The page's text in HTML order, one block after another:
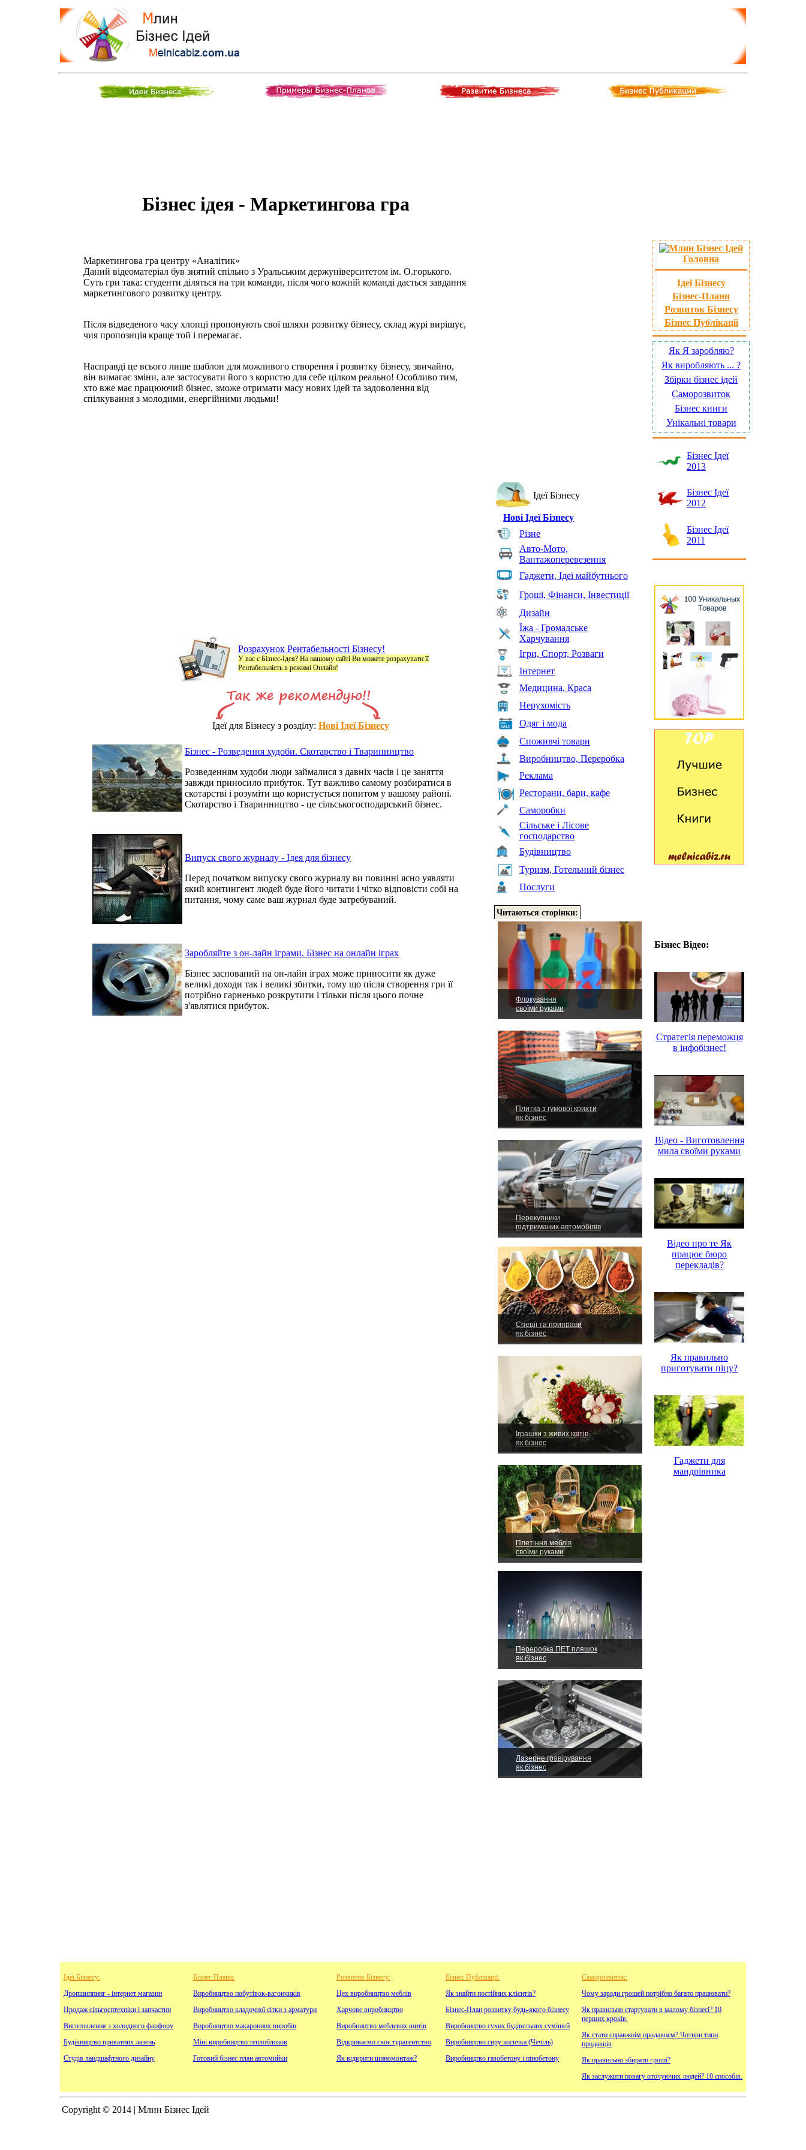
Бізнес ідея - Маркетингова гра
Маркетингова гра центру «Аналітик»
Даний відеоматеріал був знятий спільно з Уральським держуніверситетом ім. О.горького.
Суть гри така: студенти діляться на три команди, після чого кожній команді дається завдання
маркетингового розвитку центру.
Після відведеного часу хлопці пропонують свої шляхи розвитку бізнесу, склад журі вирішує,
чия пропозиція краще той і перемагає.
Насправді це всього лише шаблон для можливого створення і розвитку бізнесу, звичайно,
він вимагає зміни, але застосувати його з користю для себе цілком реально! Особливо тим,
хто вже має працюючий бізнес, зможе отримати масу нових ідей та задоволення від
спілкування з молодими, енергійними людьми!
Розрахунок Рентабельності Бізнесу!
У вас є Бізнес-Ідея? На нашому сайті Ви можете розрахувати її
Рентабельність в режимі Онлайн!
Ідеї для Бізнесу з розділу: Нові Ідеї Бізнесу
Бізнес - Розведення худоби. Скотарство і Тваринництво
Розведенням худоби люди займалися з давніх часів і це заняття
завжди приносило прибуток. Тут важливо самому розбиратися в
скотарстві і розуміти що користується попитом у вашому районі.
Скотарство і Тваринництво - це сільськогосподарський бізнес.
Випуск свого журналу - Ідея для бізнесу
Перед початком випуску свого журналу ви повинні ясно уявляти
який контингент людей буде його читати і чітко відповісти собі на
питання, чому саме ваш журнал буде затребуваний.
Заробляйте з он-лайн іграми. Бізнес на онлайн іграх
Бізнес заснований на он-лайн іграх може приносити як дуже
великі доходи так і великі збитки, тому що після створення гри її
потрібно гарненько розкрутити і тільки після цього почне
з'являтися прибуток.
Ідеї Бізнесу
Нові Ідеї Бізнесу
Різне
Авто-Мото,
Вантажоперевезення
Гаджети, Ідеї майбутнього
Гроші, Фінанси, Інвестиції
Дизайн
Їжа - Громадське
Харчування
Ігри, Спорт, Розваги
Інтернет
Медицина, Краса
Нерухомість
Одяг і мода
Споживчі товари
Виробництво, Переробка
Реклама
Ресторани, бари, кафе
Саморобки
Сільське і Лісове
господарство
Будівництво
Туризм, Готельний бізнес
Послуги
Читаються сторінки:
Флокування
своїми руками
Плитка з гумової крихти
як бізнес
Перекупники
підтриманих автомобілів
Спеції та приправи
як бізнес
Іграшки з живих квітів
як бізнес
Плетіння меблів
своїми руками
Переробка ПЕТ пляшок
як бізнес
Лазерне гравірування
як бізнес
Головна
Ідеї Бізнесу
Бізнес-Плани
Розвиток Бізнесу
Бізнес Публікації
Як Я заробляю?
Як виробляють ... ?
Збірки бізнес ідей
Саморозвиток
Бізнес книги
Унікальні товари
Бізнес Ідеї
2013
Бізнес Ідеї
2012
Бізнес Ідеї
2011
Бізнес Відео:
Стратегія переможця
в інфобізнес!
Відео - Виготовлення
мила своїми руками
Відео про те Як
працює бюро
перекладів?
Як правильно
приготувати піцу?
Гаджети для
мандрівника
Ідеї Бізнесу:
Дропшиппинг - інтернет магазин
Продаж сільгосптехніки і запчастин
Виготовлення з холодного фарфору
Будівництво приватних лазень
Студія ландшафтного дизайну
Бізнес Плани:
Виробництво побутівок-вагончиків
Виробництво кладочної сітки з арматури
Виробництво макаронних виробів
Міні виробництво теплоблоков
Готовий бізнес план автомийки
Розвиток Бізнесу:
Цех виробництво меблів
Харчове виробництво
Виробництво меблевих щитів
Відкриваємо своє турагентство
Як відкрити шиномонтаж?
Бізнес Публікації:
Як знайти постійних клієнтів?
Бізнес-План розвитку будь-якого бізнесу
Виробництво сухих будівельних сумішей
Виробництво сиру косичка (Чечіль)
Виробництво газобетону і пінобетону
Саморозвиток:
Чому заради грошей потрібно багато працювати?
Як правильно стартувати в малому бізнесі? 10
перших кроків.
Як стати справжнім продавцем? Чотири типи
продавців
Як правильно збирати гроші?
Як заслужити повагу оточуючих людей? 10 способів.
Copyright © 2014 | Млин Бізнес Ідей